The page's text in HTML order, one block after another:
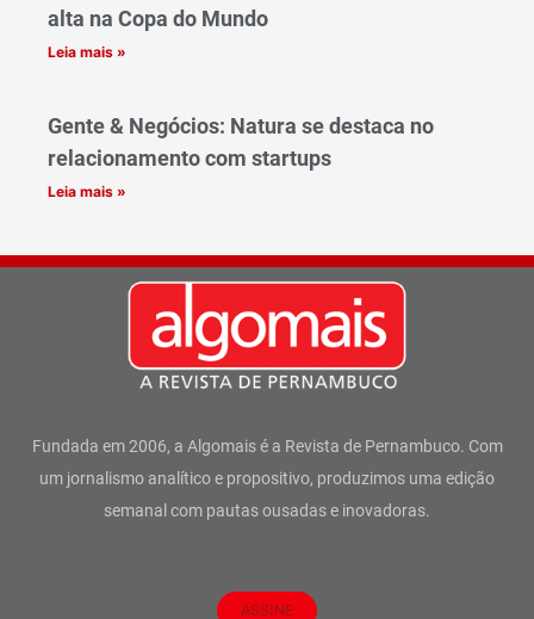
alta na Copa do Mundo
Leia mais »
Gente & Negócios: Natura se destaca no
relacionamento com startups
Leia mais »
Fundada em 2006, a Algomais é a Revista de Pernambuco. Com
um jornalismo analítico e propositivo, produzimos uma edição
semanal com pautas ousadas e inovadoras.
ASSINE